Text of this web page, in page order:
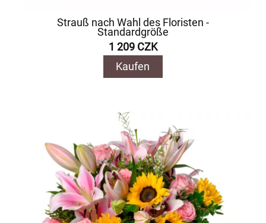
Strauß nach Wahl des Floristen -
Standardgröße
1 209 CZK
Kaufen